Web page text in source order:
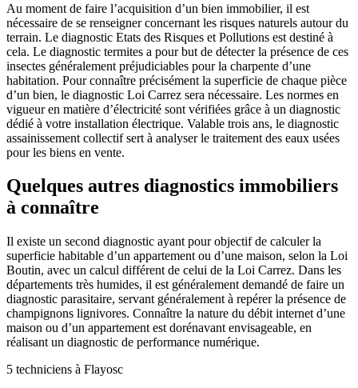
Au moment de faire l’acquisition d’un bien immobilier, il est
nécessaire de se renseigner concernant les risques naturels autour du
terrain. Le diagnostic Etats des Risques et Pollutions est destiné à
cela. Le diagnostic termites a pour but de détecter la présence de ces
insectes généralement préjudiciables pour la charpente d’une
habitation. Pour connaître précisément la superficie de chaque pièce
d’un bien, le diagnostic Loi Carrez sera nécessaire. Les normes en
vigueur en matière d’électricité sont vérifiées grâce à un diagnostic
dédié à votre installation électrique. Valable trois ans, le diagnostic
assainissement collectif sert à analyser le traitement des eaux usées
pour les biens en vente.
Quelques autres diagnostics immobiliers
à connaître
Il existe un second diagnostic ayant pour objectif de calculer la
superficie habitable d’un appartement ou d’une maison, selon la Loi
Boutin, avec un calcul différent de celui de la Loi Carrez. Dans les
départements très humides, il est généralement demandé de faire un
diagnostic parasitaire, servant généralement à repérer la présence de
champignons lignivores. Connaître la nature du débit internet d’une
maison ou d’un appartement est dorénavant envisageable, en
réalisant un diagnostic de performance numérique.
5 techniciens à Flayosc